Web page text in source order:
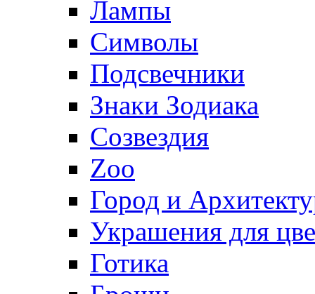
Лампы
Символы
Подсвечники
Знаки Зодиака
Созвездия
Zoo
Город и
Украшения для
Готика